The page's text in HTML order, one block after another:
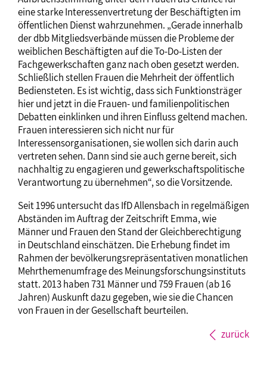
eine starke Interessenvertretung der Beschäftigten im
öffentlichen Dienst wahrzunehmen. „Gerade innerhalb
der dbb Mitgliedsverbände müssen die Probleme der
weiblichen Beschäftigten auf die To-Do-Listen der
Fachgewerkschaften ganz nach oben gesetzt werden.
Schließlich stellen Frauen die Mehrheit der öffentlich
Bediensteten. Es ist wichtig, dass sich Funktionsträger
hier und jetzt in die Frauen- und familienpolitischen
Debatten einklinken und ihren Einfluss geltend machen.
Frauen interessieren sich nicht nur für
Interessensorganisationen, sie wollen sich darin auch
vertreten sehen. Dann sind sie auch gerne bereit, sich
nachhaltig zu engagieren und gewerkschaftspolitische
Verantwortung zu übernehmen“, so die Vorsitzende.
Seit 1996 untersucht das IfD Allensbach in regelmäßigen
Abständen im Auftrag der Zeitschrift Emma, wie
Männer und Frauen den Stand der Gleichberechtigung
in Deutschland einschätzen. Die Erhebung findet im
Rahmen der bevölkerungsrepräsentativen monatlichen
Mehrthemenumfrage des Meinungsforschungsinstituts
statt. 2013 haben 731 Männer und 759 Frauen (ab 16
Jahren) Auskunft dazu gegeben, wie sie die Chancen
von Frauen in der Gesellschaft beurteilen.
zurück